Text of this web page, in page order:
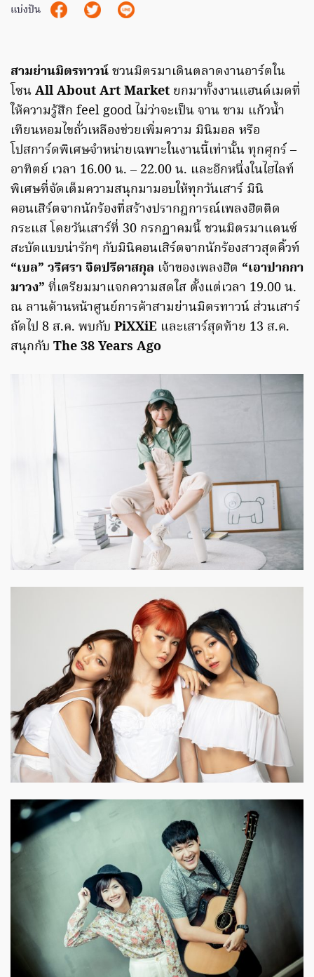
แบ่งปัน
สามย่านมิตรทาวน์ชวนมิตรมาเดินตลาดงานอาร์ตใน
โซนAll About Art Market ยกมาทั้งงานแฮนด์เมดที่
ให้ความรู้สึก feel good ไม่ว่าจะเป็น จาน ชาม แก้วน้ำ
เทียนหอมไขถั่วเหลืองช่วยเพิ่มความ มินิมอล หรือ
โปสการ์ดพิเศษจำหน่ายเฉพาะในงานนี้เท่านั้น ทุกศุกร์ –
อาทิตย์ เวลา 16.00 น. – 22.00 น. และอีกหนึ่งในไฮไลท์
พิเศษที่จัดเต็มความสนุกมามอบให้ทุกวันเสาร์ มินิ
คอนเสิร์ตจากนักร้องที่สร้างปรากฎการณ์เพลงฮิตติด
กระแส โดยวันเสาร์ที่ 30 กรกฎาคมนี้ ชวนมิตรมาแดนซ์
สะบัดแบบน่ารักๆ กับมินิคอนเสิร์ตจากนักร้องสาวสุดคิ้วท์
“เบล” วริศรา จิตปรีดาสกุล เจ้าของเพลงฮิต “เอาปากกา
มาวง” ที่เตรียมมาแจกความสดใส ตั้งแต่เวลา 19.00 น.
ณ ลานด้านหน้าศูนย์การค้าสามย่านมิตรทาวน์ ส่วนเสาร์
ถัดไป 8 ส.ค. พบกับ PiXXiE และเสาร์สุดท้าย 13 ส.ค.
สนุกกับ The 38 Years Ago